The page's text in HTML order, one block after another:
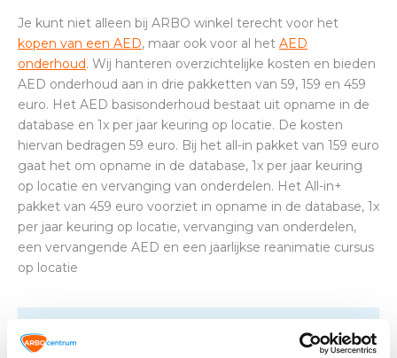
Je kunt niet alleen bij ARBO winkel terecht voor het
kopen van een AED, maar ook voor al het AED
onderhoud. Wij hanteren overzichtelijke kosten en bieden
AED onderhoud aan in drie pakketten van 59, 159 en 459
euro. Het AED basisonderhoud bestaat uit opname in de
database en 1x per jaar keuring op locatie. De kosten
hiervan bedragen 59 euro. Bij het all-in pakket van 159 euro
gaat het om opname in de database, 1x per jaar keuring
op locatie en vervanging van onderdelen. Het All-in+
pakket van 459 euro voorziet in opname in de database, 1x
per jaar keuring op locatie, vervanging van onderdelen,
een vervangende AED en een jaarlijkse reanimatie cursus
op locatie
Altijd op de hoogte blijven van de